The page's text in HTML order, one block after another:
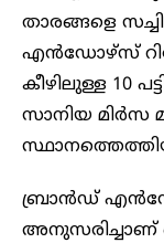
താരങ്ങളെ
എൻഡോഴ്‌സ്
കീഴിലുള്ള 10
സാനിയ മിർസ
ബ്രാൻഡ്
അനുസരിച്ചാണ്